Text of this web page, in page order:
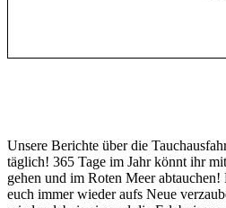
Unsere Berichte über die
täglich! 365 Tage im Jahr könnt ihr
gehen und im Roten Meer
euch immer wieder aufs Neue